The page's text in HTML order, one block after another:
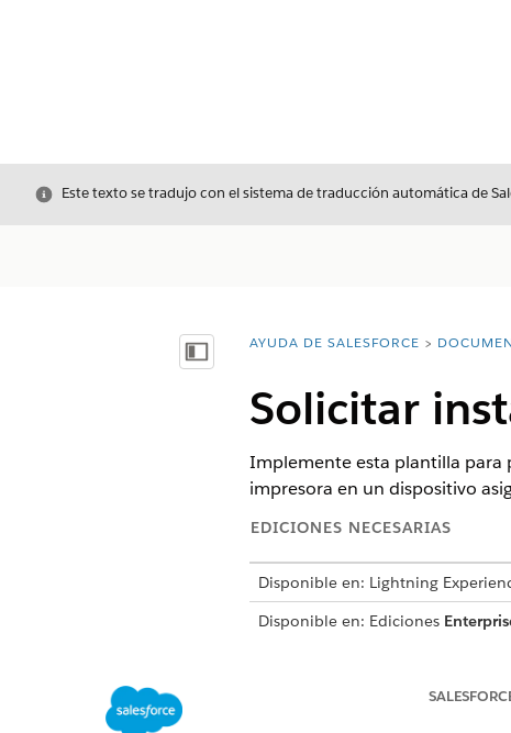
Cerrar
Este texto se tradujo con el sistema de traducción automática de
Mostrar índice de materias
Usted está aquí:
AYUDA DE SALESFORCE
Solicitar
Implemente esta plantilla para
impresora en un dispositivo
EDICIONES NECESARIAS
Disponible en: Lightning
Disponible en: Ediciones
auditable. Revise lo que se